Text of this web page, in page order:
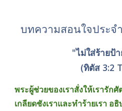
บทความสอนใจประจ
"ไม่ใส่ร้ายป้
(ทิตัส 3:2
พระผู้ช่วยของเราสั่งให้เรารัก
เกลียดชังเราและทำร้ายเรา อ